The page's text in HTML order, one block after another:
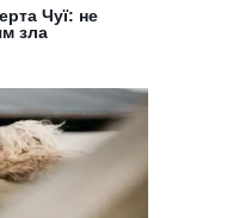
Чуї: не
зла